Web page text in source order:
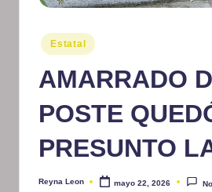
at
iv
Publicado
en
Estatal
AMARRADO
POSTE
PRESUNTO
Publicado
Reyna Leon mayo 22, 2026